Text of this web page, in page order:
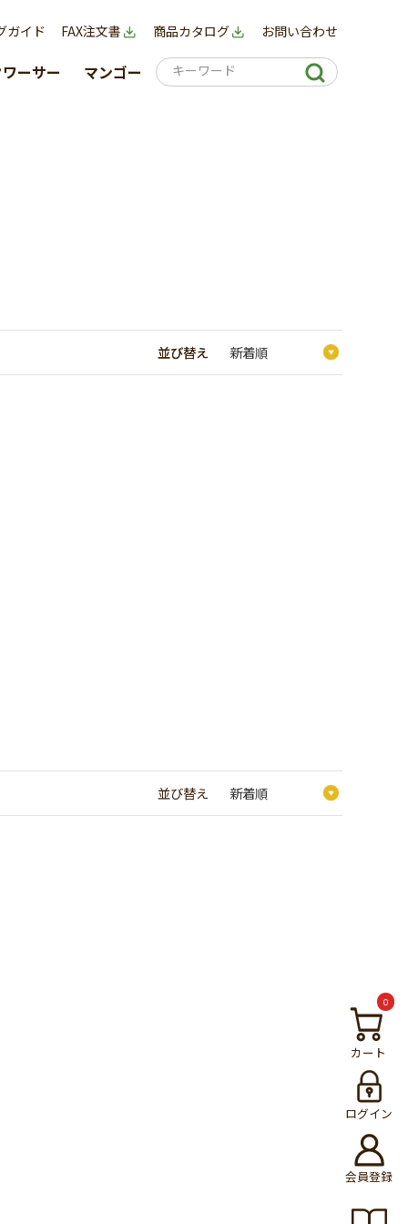
ガイド FAX注文書 商品カタログ お問い合わせ
ーサー マンゴー
カート
0
ログイン
会員登録